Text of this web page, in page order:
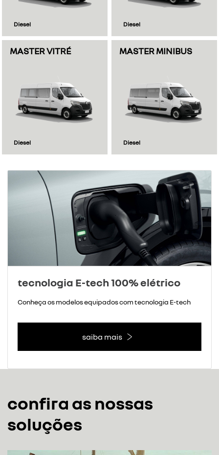
Diesel Diesel
MASTER VITRÉ
Diesel
MASTER MINIBUS
Diesel
tecnologia E-tech 100% elétrico
Conheça os modelos equipados com tecnologia E-tech
saiba mais
confira as nossas
soluções